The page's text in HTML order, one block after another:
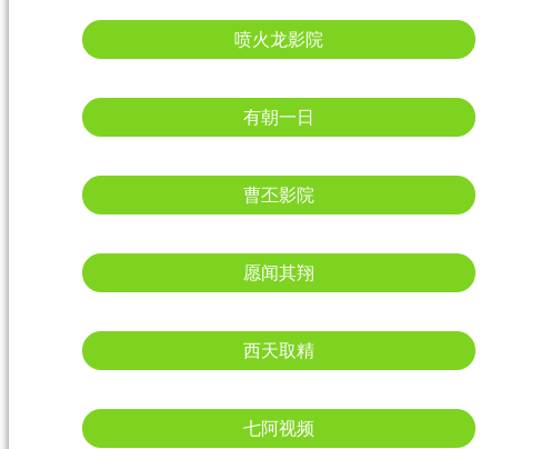
喷火龙影院
有朝一日
曹丕影院
愿闻其翔
西天取精
七阿视频